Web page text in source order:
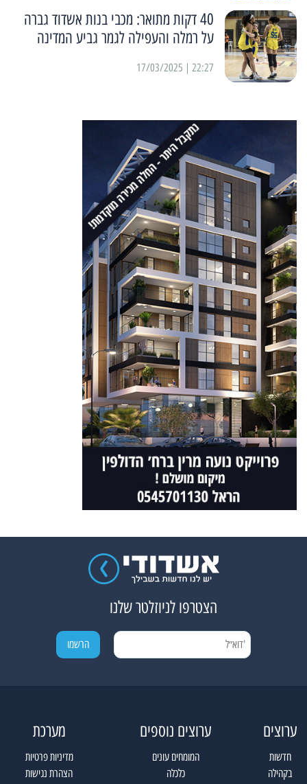
40 דקות מתואר: מכבי בנות אשדוד גברה
על רמלה והעפילה לגמר גביע המדינה
22:27 | 17/03/2025
הצטרפו לניוזלטר שלנו
ערוצים
חדשות
בקהילה
ערוצים נוספים
המומחים עונים
כלכלה
מערכת
מדיניות פרטיות
הצהרת נגישות